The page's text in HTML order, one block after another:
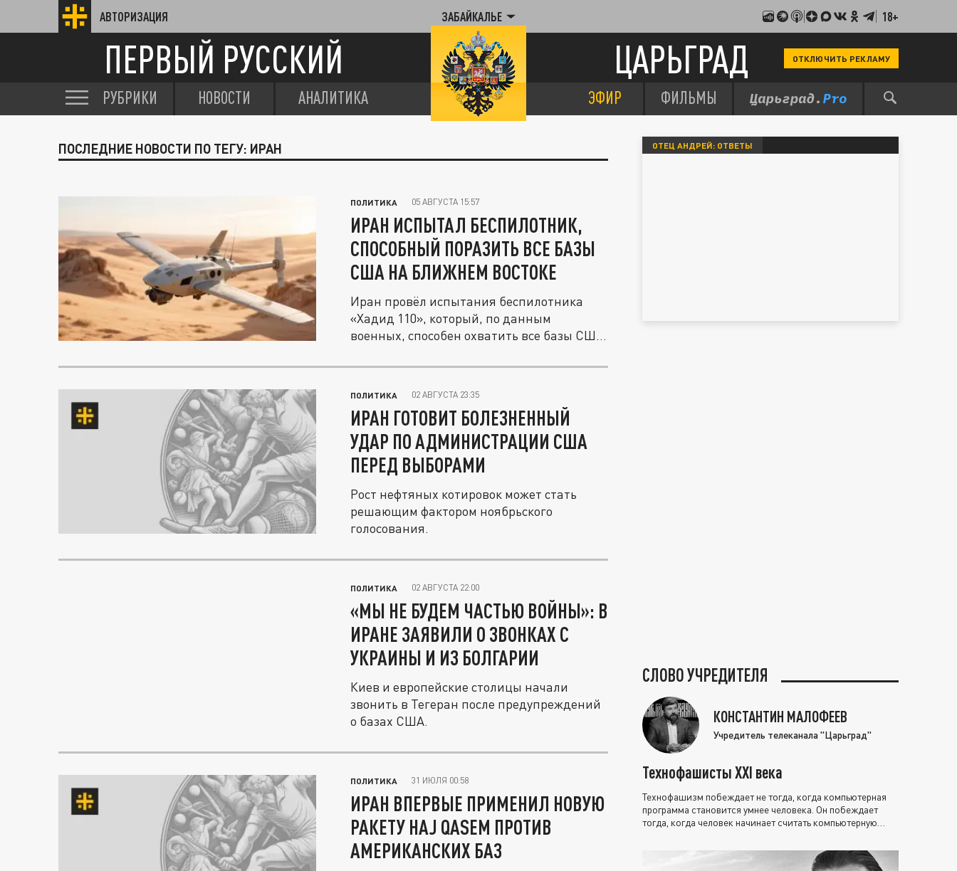
АВТОРИЗАЦИЯ ЗАБАЙКАЛЬЕ 18+
ПЕРВЫЙ РУССКИЙ ЦАРЬГРАД ОТКЛЮЧИТЬ РЕКЛАМУ
РУБРИКИ НОВОСТИ АНАЛИТИКА ЭФИР ФИЛЬМЫ
ПОСЛЕДНИЕ НОВОСТИ ПО ТЕГУ: ИРАН
ПОЛИТИКА 05 АВГУСТА 15:57
ИРАН ИСПЫТАЛ БЕСПИЛОТНИК,
СПОСОБНЫЙ ПОРАЗИТЬ ВСЕ БАЗЫ
США НА БЛИЖНЕМ ВОСТОКЕ
Иран провёл испытания беспилотника
«Хадид 110», который, по данным
военных, способен охватить все базы США
ПОЛИТИКА 02 АВГУСТА 23:35
ИРАН ГОТОВИТ БОЛЕЗНЕННЫЙ
УДАР ПО АДМИНИСТРАЦИИ США
ПЕРЕД ВЫБОРАМИ
Рост нефтяных котировок может стать
решающим фактором ноябрьского
голосования.
ПОЛИТИКА 02 АВГУСТА 22:00
«МЫ НЕ БУДЕМ ЧАСТЬЮ ВОЙНЫ»: В
ИРАНЕ ЗАЯВИЛИ О ЗВОНКАХ С
УКРАИНЫ И ИЗ БОЛГАРИИ
Киев и европейские столицы начали
звонить в Тегеран после предупреждений
о базах США.
ПОЛИТИКА 31 ИЮЛЯ 00:58
ИРАН ВПЕРВЫЕ ПРИМЕНИЛ НОВУЮ
РАКЕТУ HAJ QASEM ПРОТИВ
АМЕРИКАНСКИХ БАЗ
ОТЕЦ АНДРЕЙ: ОТВЕТЫ
СЛОВО УЧРЕДИТЕЛЯ
КОНСТАНТИН МАЛОФЕЕВ
Учредитель телеканала "Царьград"
Технофашисты XXI века
Технофашизм побеждает не тогда, когда компьютерная
программа становится умнее человека. Он побеждает
тогда, когда человек начинает считать компьютерную